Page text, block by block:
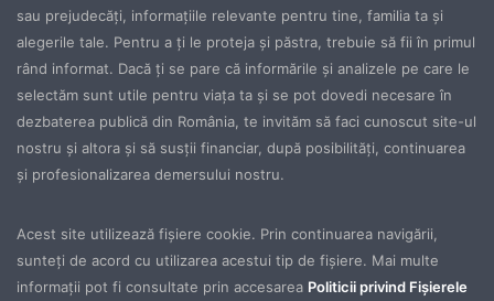
sau prejudecăţi, informaţiile relevante pentru tine, familia ta şi
alegerile tale. Pentru a ţi le proteja şi păstra, trebuie să fii în primul
rând informat. Dacă ţi se pare că informările şi analizele pe care le
selectăm sunt utile pentru viaţa ta şi se pot dovedi necesare în
dezbaterea publică din România, te invităm să faci cunoscut site-ul
nostru şi altora şi să susţii financiar, după posibilităţi, continuarea
şi profesionalizarea demersului nostru.
Acest site utilizează fișiere cookie. Prin continuarea navigării,
sunteți de acord cu utilizarea acestui tip de fișiere. Mai multe
informații pot fi consultate prin accesarea Politicii privind Fișierele